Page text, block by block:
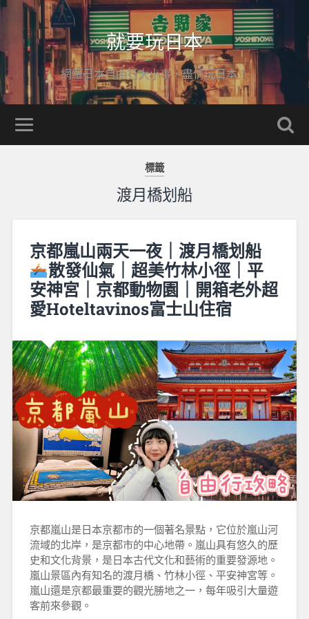
就要玩日本
網羅日本自由行大小事，盡情玩日本！
標籤
渡月橋划船
京都嵐山兩天一夜｜渡月橋划船
散發仙氣｜超美竹林小徑｜平
安神宮｜京都動物園｜開箱老外超
愛Hoteltavinos富士山住宿
京都嵐山是日本京都市的一個著名景點，它位於嵐山河
流域的北岸，是京都市的中心地帶。嵐山具有悠久的歷
史和文化背景，是日本古代文化和藝術的重要發源地。
嵐山景區內有知名的渡月橋、竹林小徑、平安神宮等。
嵐山還是京都最重要的觀光勝地之一，每年吸引大量遊
客前來參觀。